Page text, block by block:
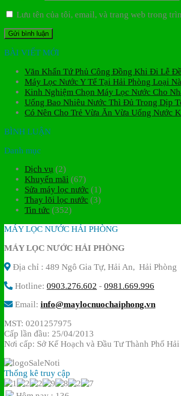
Lưu tên của tôi, email, và trang web trong
BÀI VIẾT MỚI
Văn Khấn Tứ Phủ Công Đồng Khi Đi Lễ
Máy Lọc Nước Y Tế Tại Hải Phòng Loại
Kinh Nghiệm Chọn Máy Lọc Nước Cho
Uống Bao Nhiêu Nước Thì Đủ Trong Dịp
Có Nên Cho Trẻ Vừa Ăn Vừa Uống Nước
BÌNH LUẬN
Danh mục
Dịch vụ (2)
Khuyến mãi (67)
Sửa máy lọc nước (1)
Thay lõi lọc nước (3)
Tin tức (352)
MÁY LỌC NƯỚC HẢI PHÒNG
MÁY LỌC NƯỚC HẢI PHÒNG
Địa chỉ : 489 Ngô Gia Tự, Hải An, Hải Phòng
Hotline: 0903.276.602 - 0981.669.996
Email: info@maylocnuochaiphong.vn
MST: 0201257975
Cấp lần đầu: 25/04/2013
Nơi cấp: Sở Kế Hoạch và Đầu Tư Thành Phố Hải
Thống kê truy cập